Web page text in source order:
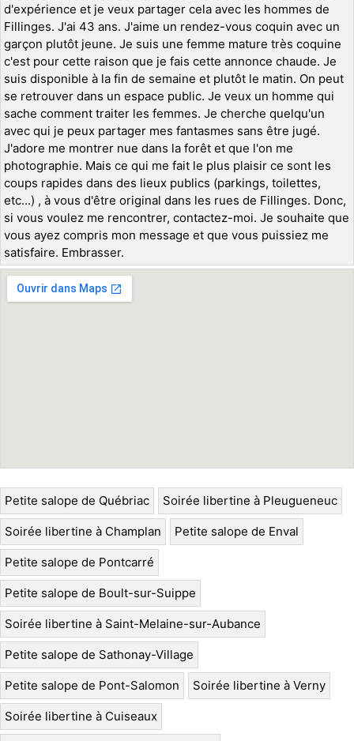
d'expérience et je veux partager cela avec les hommes de
Fillinges. J'ai 43 ans. J'aime un rendez-vous coquin avec un
garçon plutôt jeune. Je suis une femme mature très coquine
c'est pour cette raison que je fais cette annonce chaude. Je
suis disponible à la fin de semaine et plutôt le matin. On peut
se retrouver dans un espace public. Je veux un homme qui
sache comment traiter les femmes. Je cherche quelqu'un
avec qui je peux partager mes fantasmes sans être jugé.
J'adore me montrer nue dans la forêt et que l'on me
photographie. Mais ce qui me fait le plus plaisir ce sont les
coups rapides dans des lieux publics (parkings, toilettes,
etc...) , à vous d'être original dans les rues de Fillinges. Donc,
si vous voulez me rencontrer, contactez-moi. Je souhaite que
vous ayez compris mon message et que vous puissiez me
satisfaire. Embrasser.
Petite salope de Québriac Soirée libertine à Pleugueneuc
Soirée libertine à Champlan Petite salope de Enval
Petite salope de Pontcarré
Petite salope de Boult-sur-Suippe
Soirée libertine à Saint-Melaine-sur-Aubance
Petite salope de Sathonay-Village
Petite salope de Pont-Salomon Soirée libertine à Verny
Soirée libertine à Cuiseaux